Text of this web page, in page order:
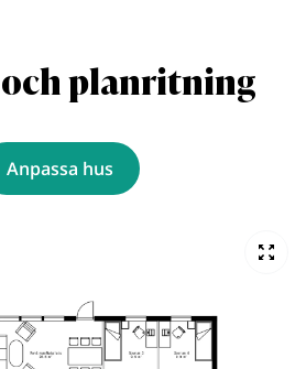
planritning
Anpassa hus